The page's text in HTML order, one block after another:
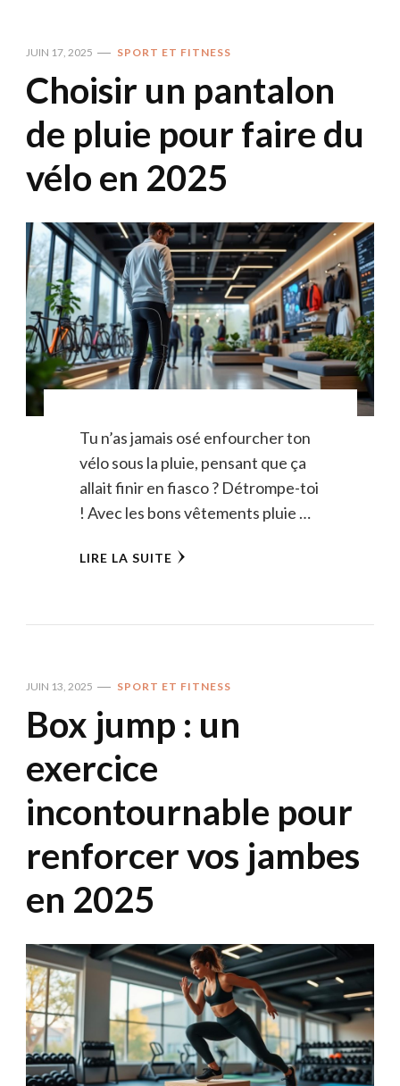
JUIN 17, 2025 SPORT ET FITNESS
Choisir un pantalon
de pluie pour faire du
vélo en 2025
Tu n’as jamais osé enfourcher ton
vélo sous la pluie, pensant que ça
allait finir en fiasco ? Détrompe-toi
! Avec les bons vêtements pluie …
LIRE LA SUITE
JUIN 13, 2025 SPORT ET FITNESS
Box jump : un
exercice
incontournable pour
renforcer vos jambes
en 2025